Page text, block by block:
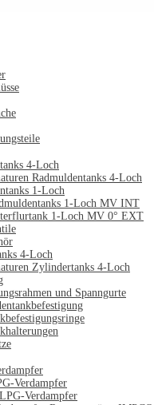
4-Loch
Radmuldentanks 4-Loch
1-Loch
1-Loch MV INT
1-Loch MV 0° EXT
4-Loch
Zylindertanks 4-Loch
und Spanngurte
Verdampfer
Verdampfer